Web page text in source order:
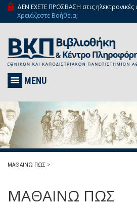
ΔΕΝ ΕΧΕΤΕ ΠΡΟΣΒΑΣΗ στις ηλεκτρονικές
Χρειάζεστε Βοήθεια;
MENU
ΜΑΘΑΙΝΩ ΠΩΣ >
ΜΑΘΑΙΝΩ ΠΩΣ